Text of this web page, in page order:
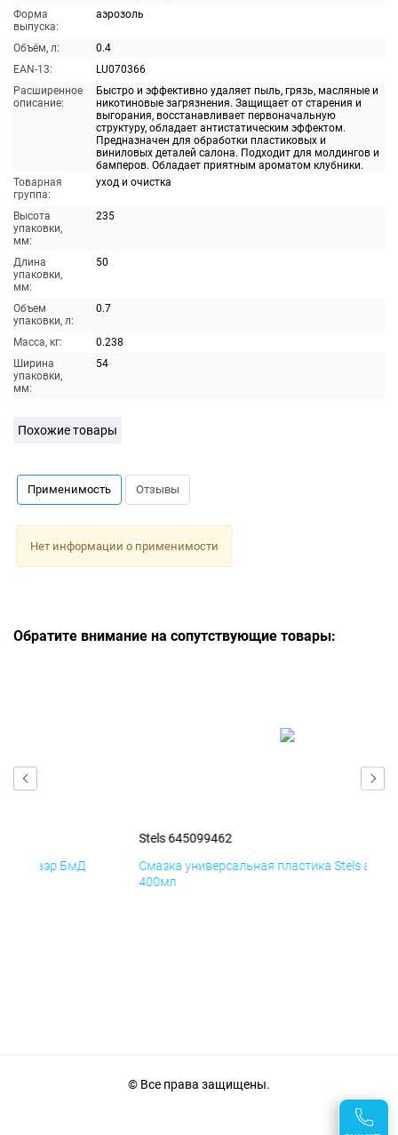
Форма
выпуска:
аэрозоль
Объём, л:
0.4
EAN-13:
LU070366
Расширенное
описание:
Быстро и эффективно удаляет пыль, грязь, масляные и
никотиновые загрязнения. Защищает от старения и
выгорания, восстанавливает первоначальную
структуру, обладает антистатическим эффектом.
Предназначен для обработки пластиковых и
виниловых деталей салона. Подходит для молдингов и
бамперов. Обладает приятным ароматом клубники.
Товарная
группа:
уход и очистка
Высота
упаковки,
мм:
235
Длина
упаковки,
мм:
50
Объем
упаковки, л:
0.7
Масса, кг:
0.238
Ширина
упаковки,
мм:
54
Похожие товары
Применимость Отзывы
Нет информации о применимости
Обратите внимание на сопутствующие товары:
Stels 645099462
Смазка универсальная пластика Stels аэр ДиК
© Все права защищены.